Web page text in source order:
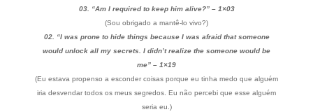
03. “Am I required to keep him alive?” – 1×03
(Sou obrigado a mantê-lo vivo?)
02. “I was prone to hide things because I was afraid that someone
would unlock all my secrets. I didn’t realize the someone would be
me” – 1×19
(Eu estava propenso a esconder coisas porque eu tinha medo que alguém
iria desvendar todos os meus segredos. Eu não percebi que esse alguém
seria eu.)